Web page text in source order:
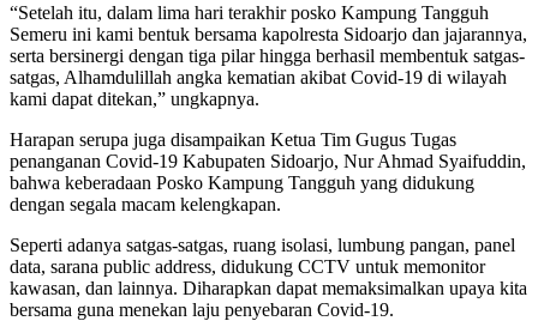
“Setelah itu, dalam lima hari terakhir posko Kampung Tangguh
Semeru ini kami bentuk bersama kapolresta Sidoarjo dan jajarannya,
serta bersinergi dengan tiga pilar hingga berhasil membentuk satgas-
satgas, Alhamdulillah angka kematian akibat Covid-19 di wilayah
kami dapat ditekan,” ungkapnya.
Harapan serupa juga disampaikan Ketua Tim Gugus Tugas
penanganan Covid-19 Kabupaten Sidoarjo, Nur Ahmad Syaifuddin,
bahwa keberadaan Posko Kampung Tangguh yang didukung
dengan segala macam kelengkapan.
Seperti adanya satgas-satgas, ruang isolasi, lumbung pangan, panel
data, sarana public address, didukung CCTV untuk memonitor
kawasan, dan lainnya. Diharapkan dapat memaksimalkan upaya kita
bersama guna menekan laju penyebaran Covid-19.